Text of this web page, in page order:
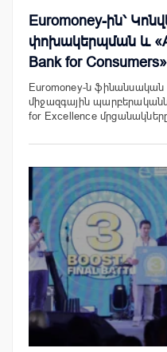
Euromoney-ին՝
փոխակերպման և
Bank for
Euromoney-ն
միջազգային
for Excellence